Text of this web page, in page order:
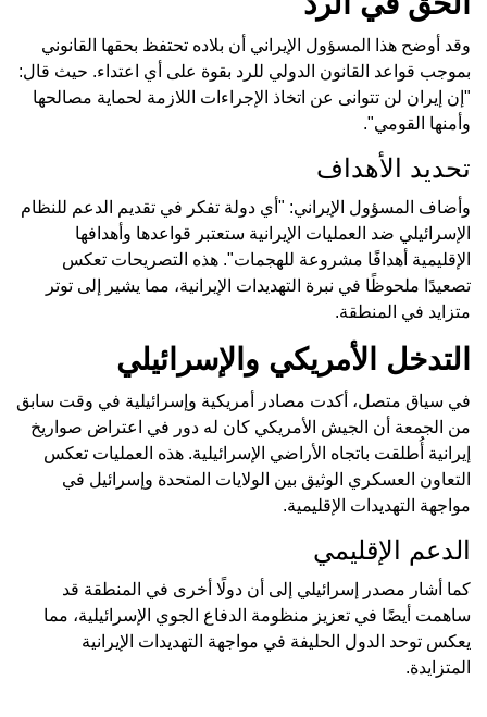
وقد أوضح هذا المسؤول الإيراني أن بلاده تحتفظ بحقها القانوني
بموجب قواعد القانون الدولي للرد بقوة على أي اعتداء. حيث قال:
"إن إيران لن تتوانى عن اتخاذ الإجراءات اللازمة لحماية مصالحها
وأمنها القومي".
تحديد الأهداف
وأضاف المسؤول الإيراني: "أي دولة تفكر في تقديم الدعم للنظام
الإسرائيلي ضد العمليات الإيرانية ستعتبر قواعدها وأهدافها
الإقليمية أهدافًا مشروعة للهجمات". هذه التصريحات تعكس
تصعيدًا ملحوظًا في نبرة التهديدات الإيرانية، مما يشير إلى توتر
متزايد في المنطقة.
التدخل الأمريكي والإسرائيلي
في سياق متصل، أكدت مصادر أمريكية وإسرائيلية في وقت سابق
من الجمعة أن الجيش الأمريكي كان له دور في اعتراض صواريخ
إيرانية أُطلقت باتجاه الأراضي الإسرائيلية. هذه العمليات تعكس
التعاون العسكري الوثيق بين الولايات المتحدة وإسرائيل في
مواجهة التهديدات الإقليمية.
الدعم الإقليمي
كما أشار مصدر إسرائيلي إلى أن دولًا أخرى في المنطقة قد
ساهمت أيضًا في تعزيز منظومة الدفاع الجوي الإسرائيلية، مما
يعكس توحد الدول الحليفة في مواجهة التهديدات الإيرانية
المتزايدة.